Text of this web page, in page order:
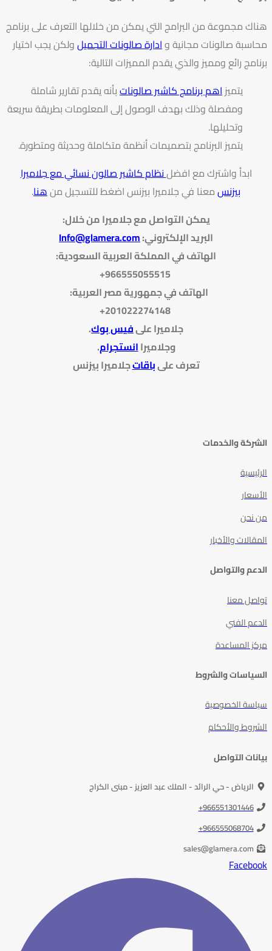
هناك مجموعة من البرامج التي يمكن من خلالها التعرف على برنامج
محاسبة صالونات مجانية وادارة صالونات التجميلولكن يجب اختيار
برنامج رائع ومميز والذي يقدم المميزات التالية:
يتميزاهم برنامج كاشير صالوناتبأنه يقدم تقارير شاملة
ومفصلة وذلك بهدف الوصول إلى المعلومات بطريقة سريعة
وتحليلها.
يتميز البرنامج بتصميمات أنظمة متكاملة وحديثة ومتطورة.
ابدأ واشترك مع افضلنظام كاشير صالون نسائي مع جلاميرا
بيزنسمعنا في جلاميرا بيزنس اضغط للتسجيل منهنا.
يمكن التواصل مع جلاميرا من خلال:
البريد الإلكتروني:
Info@glamera.com
الهاتف في المملكة العربية السعودية:
الهاتف في جمهورية مصر العربية:
جلاميرا علىفيس بوك.
وجلاميراانستجرام.
تعرف علىباقاتجلاميرا بيزنس
الشركة والخدمات
الرئيسية
الأسعار
من نحن
المقالات والأخبار
الدعم والتواصل
تواصل معنا
الدعم الفني
مركز المساعدة
السياسات والشروط
سياسة الخصوصية
الشروط والأحكام
بيانات التواصل
الرياض - حي الرائد - الملك عبد العزيز - مبنى الكراج
966551301446+
966555068704+
sales@glamera.com
Facebook